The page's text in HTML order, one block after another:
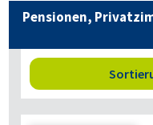
Pensionen,